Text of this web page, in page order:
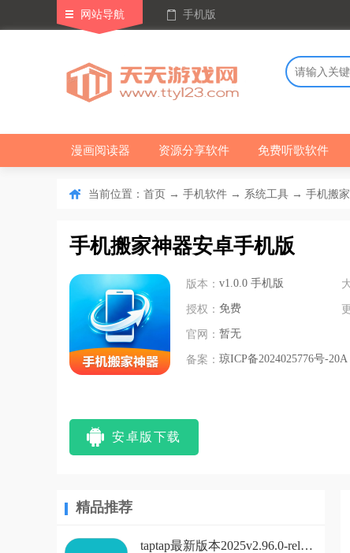
网站导航 手机版
漫画阅读器 资源分享软件 免费听歌软件
当前位置： 首页 → 手机软件 → 系统工具 → 手机搬
手机搬家神器安卓手机版
版本： v1.0.0 手机版
授权： 免费
官网： 暂无
备案： 琼ICP备2024025776号-20A
安卓版下载
精品推荐
taptap最新版本2025v2.96.0-rel#100200-mkt#100300-rel#100000-rel#100100-mkt#100100-rel#100200-mkt#100100 手机版